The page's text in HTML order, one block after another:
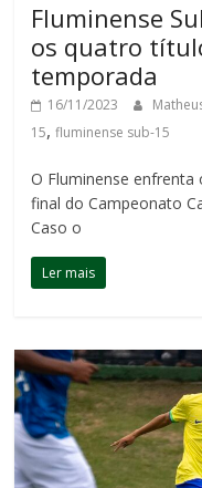
Fluminense
os quatro
temporada
16/11/2023
15,fluminense sub-15
O Fluminense enfrenta
final do Campeonato
Caso o
Ler mais